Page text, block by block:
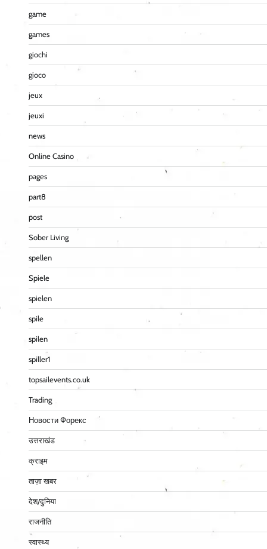
game
games
giochi
gioco
jeux
jeuxi
news
Online Casino
pages
part8
post
Sober Living
spellen
Spiele
spielen
spile
spilen
spiller1
topsailevents.co.uk
Trading
Новости Форекс
उत्तराखंड
क्राइम
ताज़ा खबर
देश/दुनिया
राजनीति
स्वास्थ्य